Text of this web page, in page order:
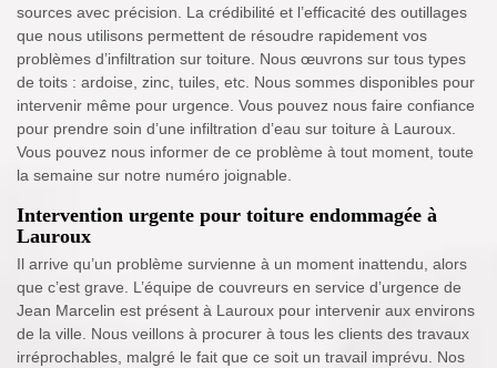
sources avec précision. La crédibilité et l’efficacité des outillages
que nous utilisons permettent de résoudre rapidement vos
problèmes d’infiltration sur toiture. Nous œuvrons sur tous types
de toits : ardoise, zinc, tuiles, etc. Nous sommes disponibles pour
intervenir même pour urgence. Vous pouvez nous faire confiance
pour prendre soin d’une infiltration d’eau sur toiture à Lauroux.
Vous pouvez nous informer de ce problème à tout moment, toute
la semaine sur notre numéro joignable.
Intervention urgente pour toiture endommagée à
Lauroux
Il arrive qu’un problème survienne à un moment inattendu, alors
que c’est grave. L’équipe de couvreurs en service d’urgence de
Jean Marcelin est présent à Lauroux pour intervenir aux environs
de la ville. Nous veillons à procurer à tous les clients des travaux
irréprochables, malgré le fait que ce soit un travail imprévu. Nos